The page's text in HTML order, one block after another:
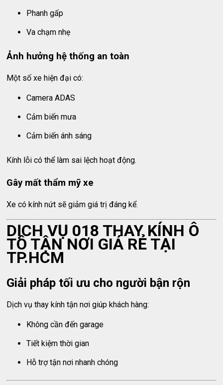
Phanh gấp
Va chạm nhẹ
Ảnh hưởng hệ thống an toàn
Một số xe hiện đại có:
Camera ADAS
Cảm biến mưa
Cảm biến ánh sáng
Kính lỗi có thể làm sai lệch hoạt động.
Gây mất thẩm mỹ xe
Xe có kính nứt sẽ giảm giá trị đáng kể.
DỊCH VỤ 018 THAY KÍNH Ô
TÔ TẬN NƠI GIÁ RẺ TẠI
TP.HCM
Giải pháp tối ưu cho người bận rộn
Dịch vụ thay kính tận nơi giúp khách hàng:
Không cần đến garage
Tiết kiệm thời gian
Hỗ trợ tận nơi nhanh chóng